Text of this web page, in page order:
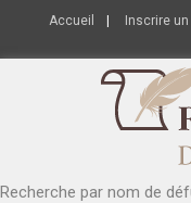
Accueil Inscrire
Recherche par nom de